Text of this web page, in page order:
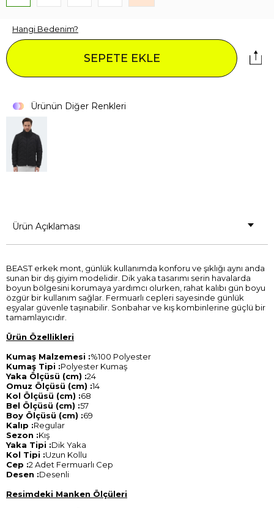
Hangi Bedenim?
SEPETE EKLE
Ürünün Diğer Renkleri
Ürün Açıklaması
BEAST erkek mont, günlük kullanımda konforu ve şıklığı aynı anda
sunan bir dış giyim modelidir. Dik yaka tasarımı serin havalarda
boyun bölgesini korumaya yardımcı olurken, rahat kalıbı gün boyu
özgür bir kullanım sağlar. Fermuarlı cepleri sayesinde günlük
eşyalar güvenle taşınabilir. Sonbahar ve kış kombinlerine güçlü bir
tamamlayıcıdır.
Ürün Özellikleri
Kumaş Malzemesi :%100 Polyester
Kumaş Tipi :Polyester Kumaş
Yaka Ölçüsü (cm) :24
Omuz Ölçüsü (cm) :14
Kol Ölçüsü (cm) :68
Bel Ölçüsü (cm) :57
Boy Ölçüsü (cm) :69
Kalıp :Regular
Sezon :Kış
Yaka Tipi :Dik Yaka
Kol Tipi :Uzun Kollu
Cep :2 Adet Fermuarlı Cep
Desen :Desenli
Resimdeki Manken Ölçüleri